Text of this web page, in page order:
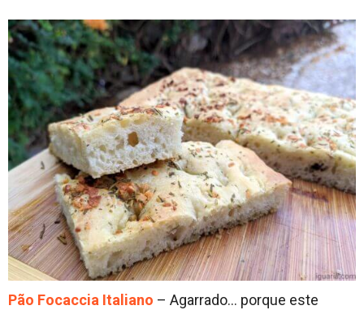
Pão Focaccia Italiano – Agarrado… porque este